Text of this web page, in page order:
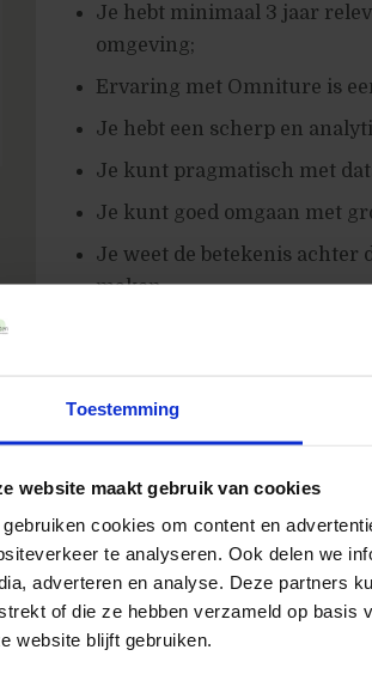
Toestemming
website maakt gebruik van cookies
gebruiken cookies om content en
te analyseren. Ook delen we
adverteren en analyse. Deze partners
of die ze hebben verzameld op basis
website blijft gebruiken.
Je hebt minimaal 3 jaar
omgeving;
Ervaring met Omniture is
Je hebt een scherp en
Je kunt pragmatisch met
Je kunt goed omgaan met
Je weet de betekenis
maken
communiceren;
Je bent proactief en denkt
Wat bieden wij?
Werken in een jong,
Deelnemen aan het
Veel zichtbaarheid binnen